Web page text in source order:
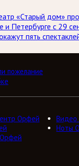
«Старый дом»
и Петербурге с 29
пять
пожелание
Орфей
Ноты